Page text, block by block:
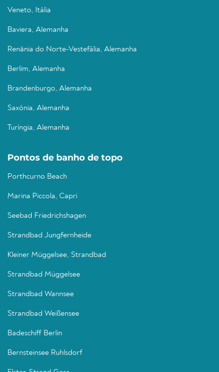
Veneto, Itália
Baviera, Alemanha
Renânia do Norte-Vestefália, Alemanha
Berlim, Alemanha
Brandenburgo, Alemanha
Saxónia, Alemanha
Turíngia, Alemanha
Pontos de banho de topo
Porthcurno Beach
Marina Piccola, Capri
Seebad Friedrichshagen
Strandbad Jungfernheide
Kleiner Müggelsee, Strandbad
Strandbad Müggelsee
Strandbad Wannsee
Strandbad Weißensee
Badeschiff Berlin
Bernsteinsee Ruhlsdorf